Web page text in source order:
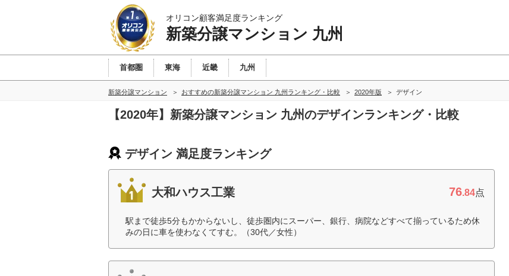
オリコン顧客満足度ランキング
新築分譲マンション 九州
首都圏 東海 近畿 九州
新築分譲マンション おすすめの新築分譲マンション 九州ランキング・比較 2020年版 デザイン
【2020年】新築分譲マンション 九州のデザインランキング・比較
デザイン 満足度ランキング
大和ハウス工業 76.84点
駅まで徒歩5分もかからないし、徒歩圏内にスーパー、銀行、病院などすべて揃っているため休
みの日に車を使わなくてすむ。（30代／女性）